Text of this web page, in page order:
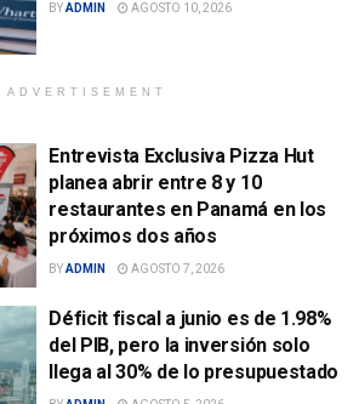
BYADMIN AGOSTO 10, 2026
ADVERTISEMENT
Entrevista Exclusiva Pizza Hut
planea abrir entre 8 y 10
restaurantes en Panamá en los
próximos dos años
BYADMIN AGOSTO 7, 2026
Déficit fiscal a junio es de 1.98%
del PIB, pero la inversión solo
llega al 30% de lo presupuestado